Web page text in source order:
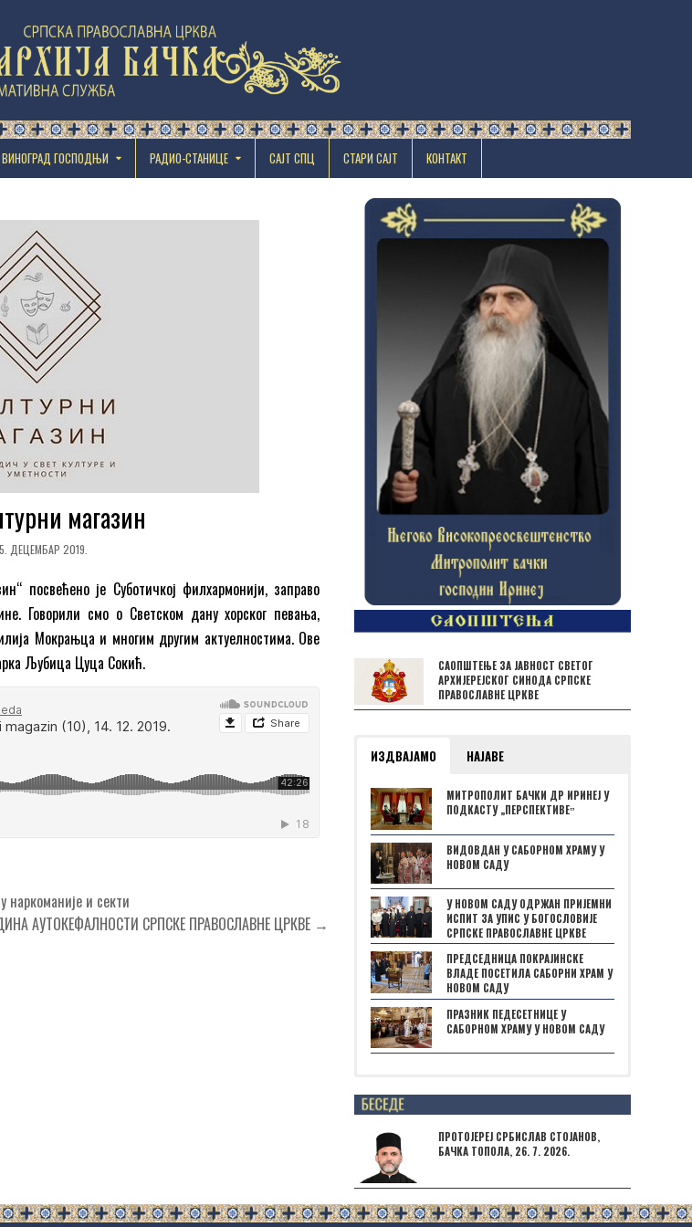
ВИНОГРАД ГОСПОДЊИ РАДИО-СТАНИЦЕ САЈТ СПЦ СТАРИ САЈТ КОНТАКТ
магазин
ДЕЦЕМБАР 2019.
посвећено је Суботичкој филхармонији, заправо
Говорили смо о Светском дану хорског певања,
Мокрањца и многим другим актуелностима. Ове
Љубица Цуца Сокић.
и секти
АУТОКЕФАЛНОСТИ СРПСКЕ ПРАВОСЛАВНЕ ЦРКВЕ →
САОПШТЕЊЕ ЗА ЈАВНОСТ СВЕТОГ
АРХИЈЕРЕЈСКОГ СИНОДА СРПСКЕ
ПРАВОСЛАВНЕ ЦРКВЕ
ИЗДВАЈАМО НАЈАВЕ
МИТРОПОЛИТ БАЧКИ ДР ИРИНЕЈ У
ПОДКАСТУ „ПЕРСПЕКТИВЕˮ
ВИДОВДАН У САБОРНОМ ХРАМУ У
НОВОМ САДУ
У НОВОМ САДУ ОДРЖАН ПРИЈЕМНИ
ИСПИТ ЗА УПИС У БОГОСЛОВИЈЕ
СРПСКЕ ПРАВОСЛАВНЕ ЦРКВЕ
ПРЕДСЕДНИЦА ПОКРАЈИНСКЕ
ВЛАДЕ ПОСЕТИЛА САБОРНИ ХРАМ У
НОВОМ САДУ
ПРАЗНИК ПЕДЕСЕТНИЦЕ У
САБОРНОМ ХРАМУ У НОВОМ САДУ
Posts not found
ПРОТОЈЕРЕЈ СРБИСЛАВ СТОЈАНОВ,
БАЧКА ТОПОЛА, 26. 7. 2026.